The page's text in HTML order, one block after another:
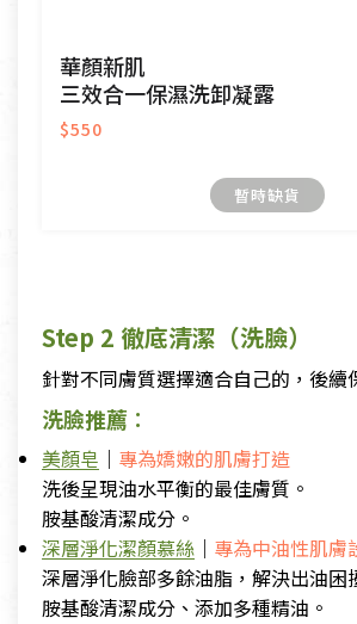
華顏新肌
三效合一保濕洗卸凝露
$550
暫時缺貨
Step 2 徹底清潔（洗臉）
針對不同膚質選擇適合自己的，後續
洗臉推薦 ：
美顏皂 ｜ 專為嬌嫩的肌膚打造
洗後呈現油水平衡的最佳膚質。
胺基酸清潔成分。
深層淨化潔顏慕絲 ｜ 專為中油性肌膚
深層淨化臉部多餘油脂，解決出油困
胺基酸清潔成分、添加多種精油。